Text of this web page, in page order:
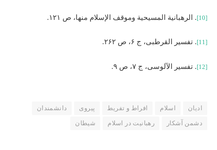
[10]. الرهبانیة المسیحیة وموقف الإسلام منها، ص ۱۲۱ .
[11]. تفسیر القرطبی، ج ۶، ص ۲۶۲.
[12]. تفسیر الآلوسی، ج ۷، ص ۹.
ادیان اسلام افراط و تفریط پیروی
دانشمندان
دشمن آشکار
رهبانیت در اسلام شیطان